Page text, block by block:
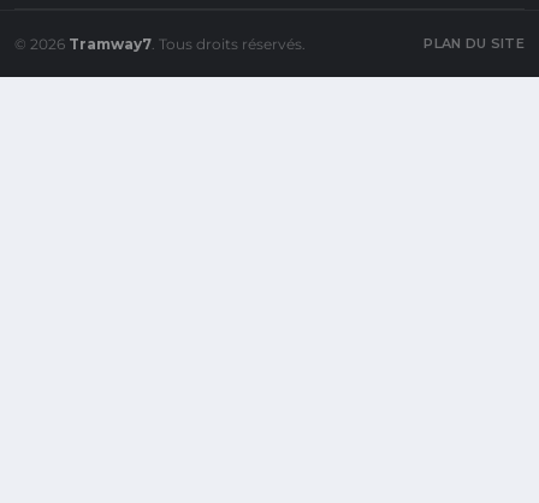
© 2026 Tramway7. Tous droits réservés. PLAN DU SITE